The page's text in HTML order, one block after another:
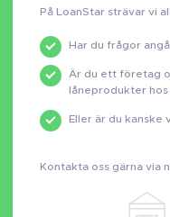
På LoanStar strävar vi
Har du frågor
Är du ett företag
låneprodukter hos
Eller är du kanske
Kontakta oss gärna via